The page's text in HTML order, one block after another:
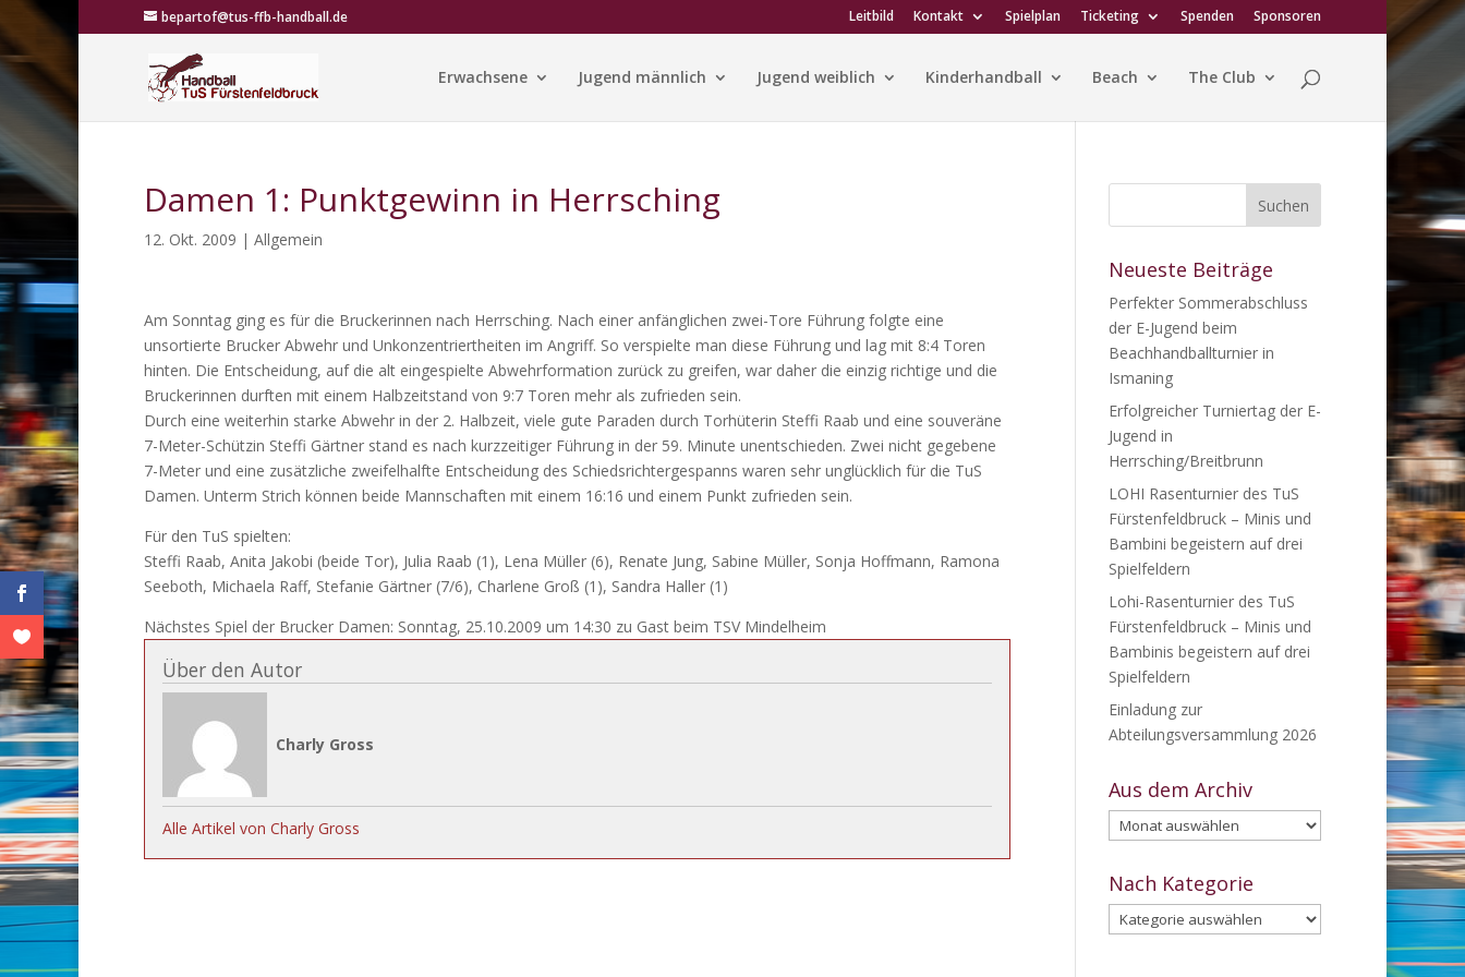
bepartof@tus-ffb-handball.de Leitbild Kontakt Spielplan Ticketing Spenden Sponsoren
Erwachsene Jugend männlich Jugend weiblich Kinderhandball Beach The Club
Damen 1: Punktgewinn in Herrsching
12. Okt. 2009 | Allgemein
Am Sonntag ging es für die Bruckerinnen nach Herrsching. Nach einer anfänglichen zwei-Tore Führung folgte eine
unsortierte Brucker Abwehr und Unkonzentriertheiten im Angriff. So verspielte man diese Führung und lag mit 8:4 Toren
hinten. Die Entscheidung, auf die alt eingespielte Abwehrformation zurück zu greifen, war daher die einzig richtige und die
Bruckerinnen durften mit einem Halbzeitstand von 9:7 Toren mehr als zufrieden sein.
Durch eine weiterhin starke Abwehr in der 2. Halbzeit, viele gute Paraden durch Torhüterin Steffi Raab und eine souveräne
7-Meter-Schützin Steffi Gärtner stand es nach kurzzeitiger Führung in der 59. Minute unentschieden. Zwei nicht gegebene
7-Meter und eine zusätzliche zweifelhalfte Entscheidung des Schiedsrichtergespanns waren sehr unglücklich für die TuS
Damen. Unterm Strich können beide Mannschaften mit einem 16:16 und einem Punkt zufrieden sein.
Für den TuS spielten:
Steffi Raab, Anita Jakobi (beide Tor), Julia Raab (1), Lena Müller (6), Renate Jung, Sabine Müller, Sonja Hoffmann, Ramona
Seeboth, Michaela Raff, Stefanie Gärtner (7/6), Charlene Groß (1), Sandra Haller (1)
Nächstes Spiel der Brucker Damen: Sonntag, 25.10.2009 um 14:30 zu Gast beim TSV Mindelheim
Über den Autor
Charly Gross
Alle Artikel von Charly Gross
Neueste Beiträge
Perfekter Sommerabschluss
der E-Jugend beim
Beachhandballturnier in
Ismaning
Erfolgreicher Turniertag der E-
Jugend in
Herrsching/Breitbrunn
LOHI Rasenturnier des TuS
Fürstenfeldbruck – Minis und
Bambini begeistern auf drei
Spielfeldern
Lohi-Rasenturnier des TuS
Fürstenfeldbruck – Minis und
Bambinis begeistern auf drei
Spielfeldern
Einladung zur
Abteilungsversammlung 2026
Aus dem Archiv
Aus
dem
Archiv
Nach Kategorie
Nach
Kategorie